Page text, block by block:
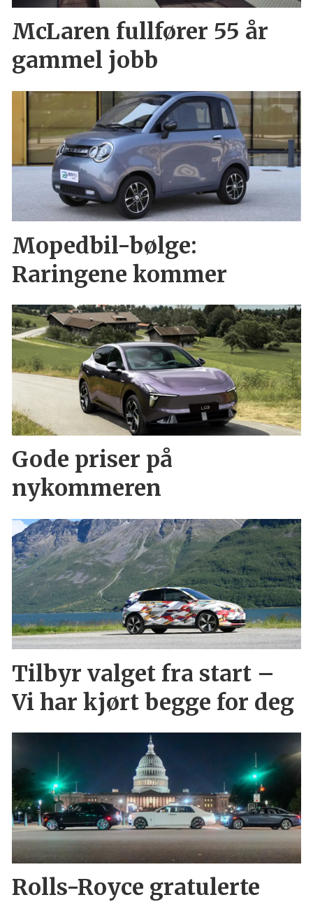
McLaren fullfører 55 år
gammel jobb
Mopedbil-bølge:
Raringene kommer
Gode priser på
nykommeren
Tilbyr valget fra start –
Vi har kjørt begge for deg
Rolls-Royce gratulerte